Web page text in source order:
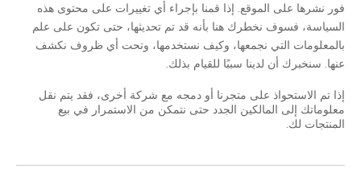
فور نشرها على الموقع. إذا قمنا بإجراء أي تغييرات على محتوى هذه
السياسة، فسوف نخطرك هنا بأنه قد تم تحديثها، حتى تكون على علم
بالمعلومات التي نجمعها، وكيف نستخدمها، وتحت أي ظروف نكشف
عنها. سنخبرك أن لدينا سببًا للقيام بذلك.
إذا تم الاستحواذ على متجرنا أو دمجه مع شركة أخرى، فقد يتم نقل
معلوماتك إلى المالكين الجدد حتى نتمكن من الاستمرار في بيع
المنتجات لك.